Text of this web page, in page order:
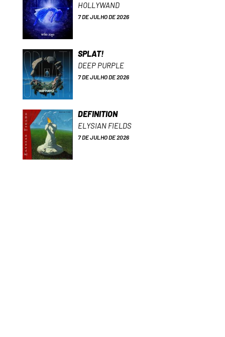
HOLLYWAND
7 DE JULHO DE 2026
SPLAT!
DEEP PURPLE
7 DE JULHO DE 2026
DEFINITION
ELYSIAN FIELDS
7 DE JULHO DE 2026